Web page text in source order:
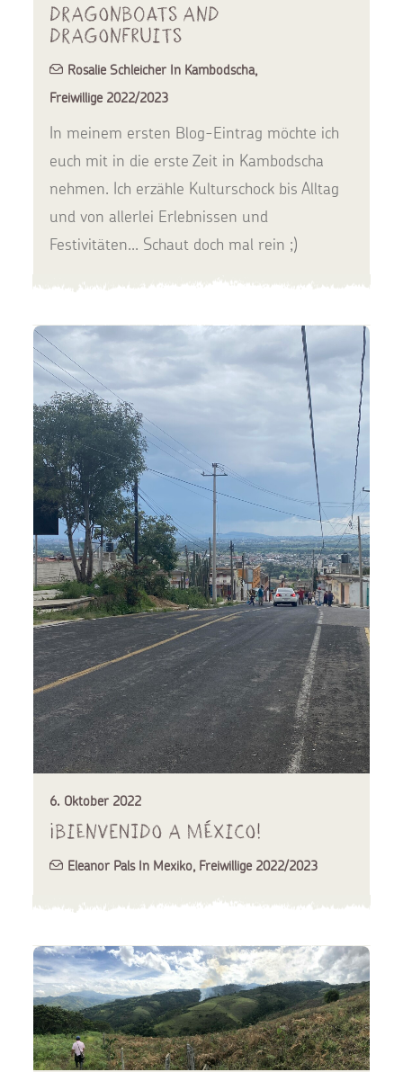
Dragonboats and
Dragonfruits
Rosalie Schleicher In Kambodscha,
Freiwillige 2022/2023
In meinem ersten Blog-Eintrag möchte ich
euch mit in die erste Zeit in Kambodscha
nehmen. Ich erzähle Kulturschock bis Alltag
und von allerlei Erlebnissen und
Festivitäten... Schaut doch mal rein ;)
6. Oktober 2022
¡Bienvenido a México!
Eleanor Pals In Mexiko, Freiwillige 2022/2023